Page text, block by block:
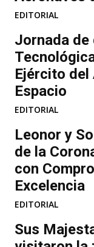
EDITORIAL
Jornada
Ejército del
Espacio
EDITORIAL
Leonor y
de la
con
Excelencia
EDITORIAL
Sus